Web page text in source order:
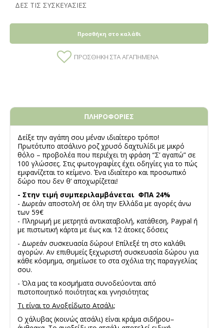
ΔΕΣ ΤΙΣ ΣΥΣΚΕΥΑΣΙΕΣ
Προσθήκη στο καλάθι
ΠΡΟΣΘΉΚΗ ΣΤΑ ΑΓΑΠΗΜΈΝΑ
ΠΛΗΡΟΦΟΡΙΕΣ
Δείξε την αγάπη σου μ΄έναν ιδιαίτερο τρόπο!
Πρωτότυπο ατσάλινο ροζ χρυσό δαχτυλίδι με μικρό
θόλο – προβολέα που περιέχει τη φράση “Σ’ αγαπώ” σε
100 γλώσσες. Στις φωτογραφίες έχει οδηγίες για το πώς
εμφανίζεται το κείμενο. Ένα ιδιαίτερο και προσωπικό
δώρο που δεν θ’ αποχωρίζεται!
- Στην τιμή συμπεριλαμβάνεται ΦΠΑ 24%
- ∆ωρεάν αποστολή σε όλη την Ελλάδα με αγορές άνω
των 59€
- Πληρωμή με μετρητά αντικαταβολή, κατάθεση, Paypal ή
με πιστωτική κάρτα με έως και 12 άτοκες δόσεις
- Δωρεάν συσκευασία δώρου! Επίλεξέ τη στο καλάθι
αγορών. Αν επιθυμείς ξεχωριστή συσκευασία δώρου για
κάθε κόσμημα, σημείωσε το στα σχόλια της παραγγελίας
σου.
- Όλα μας τα κοσμήματα συνοδεύονται από
πιστοποιητικό ποιότητας και γνησιότητας
Τι είναι το Ανοξείδωτο Ατσάλι;
Ο χάλυβας (κοινώς ατσάλι) είναι κράμα σιδήρου–